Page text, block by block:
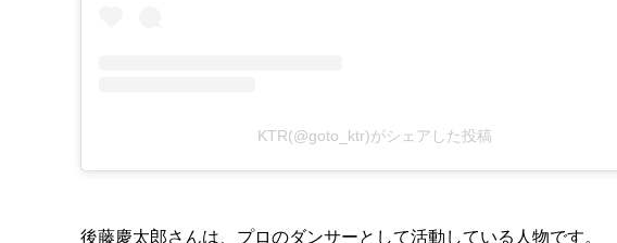
KTR(@goto_ktr)がシェアした投稿
後藤慶太郎さんは、プロのダンサーとして活動している人物です。